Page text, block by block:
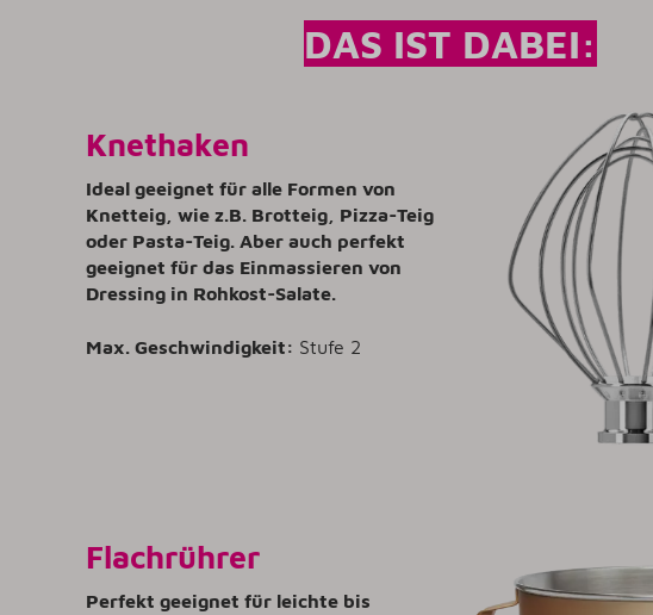
DAS IST DABEI:
Knethaken
Ideal geeignet für alle Formen von
Knetteig, wie z.B. Brotteig, Pizza-Teig
oder Pasta-Teig. Aber auch perfekt
geeignet für das Einmassieren von
Dressing in Rohkost-Salate.
Max. Geschwindigkeit: Stufe 2
Flachrührer
Perfekt geeignet für leichte bis